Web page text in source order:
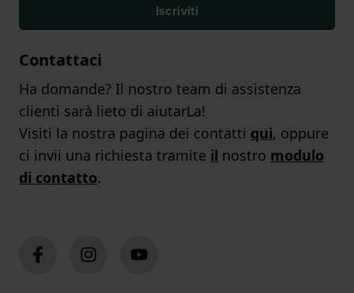
Iscriviti
Contattaci
Ha domande? Il nostro team di assistenza
clienti sarà lieto di aiutarLa!
Visiti la nostra pagina dei contatti qui, oppure
ci invii una richiesta tramite il nostro modulo
di contatto.